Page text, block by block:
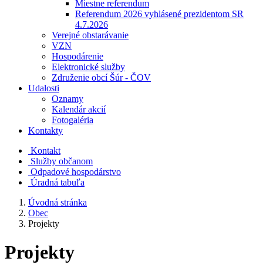
Miestne referendum
Referendum 2026 vyhlásené prezidentom SR
4.7.2026
Verejné obstarávanie
VZN
Hospodárenie
Elektronické služby
Združenie obcí Šúr - ČOV
Udalosti
Oznamy
Kalendár akcií
Fotogaléria
Kontakty
Kontakt
Služby občanom
Odpadové hospodárstvo
Úradná tabuľa
Úvodná stránka
Obec
Projekty
Projekty